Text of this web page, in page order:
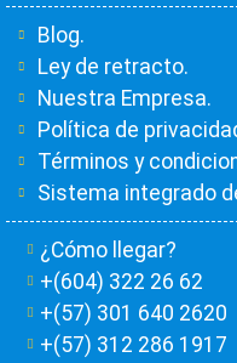
Blog.
Ley de retracto.
Nuestra Empresa.
Política de
Términos y
Sistema integrado
¿Cómo llegar?
+(604) 322 26 62
+(57) 301 640 2620
+(57) 312 286 1917